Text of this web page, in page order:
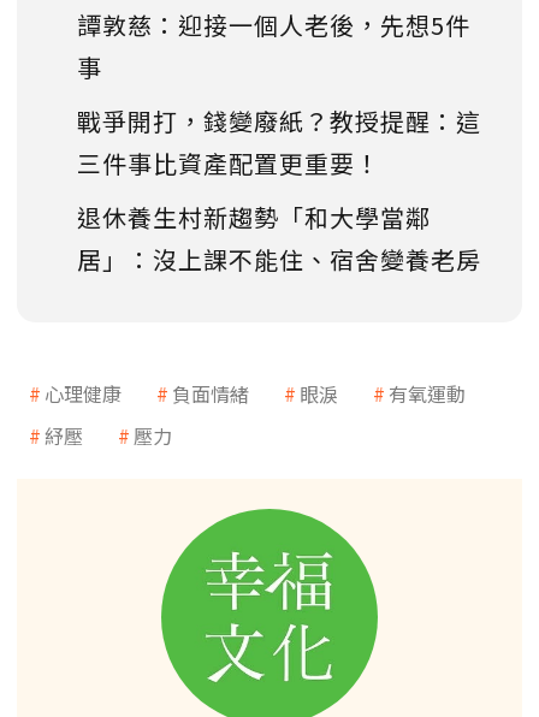
譚敦慈：迎接一個人老後，先想5件
事
戰爭開打，錢變廢紙？教授提醒：這
三件事比資產配置更重要！
退休養生村新趨勢「和大學當鄰
居」：沒上課不能住、宿舍變養老房
心理健康 負面情緒 眼淚
有氧運動
紓壓
壓力